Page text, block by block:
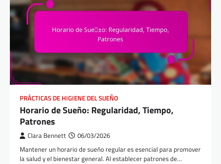
PRÁCTICAS DE HIGIENE DEL SUEÑO
Horario de Sueño: Regularidad, Tiempo,
Patrones
Clara Bennett 06/03/2026
Mantener un horario de sueño regular es esencial para promover
la salud y el bienestar general. Al establecer patrones de…